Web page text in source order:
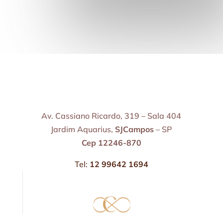
Av. Cassiano Ricardo, 319 – Sala 404
Jardim Aquarius, SJCampos – SP
Cep 12246-870
Tel: 12 99642 1694